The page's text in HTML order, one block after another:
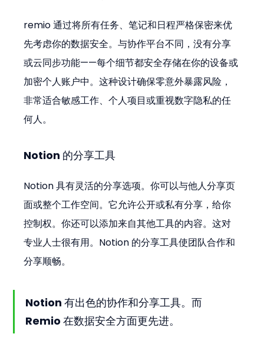
remio 通过将所有任务、笔记和日程严格保密来优
先考虑你的数据安全。与协作平台不同，没有分享
或云同步功能——每个细节都安全存储在你的设备或
加密个人账户中。这种设计确保零意外暴露风险，
非常适合敏感工作、个人项目或重视数字隐私的任
何人。
Notion 的分享工具
Notion 具有灵活的分享选项。你可以与他人分享页
面或整个工作空间。它允许公开或私有分享，给你
控制权。你还可以添加来自其他工具的内容。这对
专业人士很有用。Notion 的分享工具使团队合作和
分享顺畅。
Notion 有出色的协作和分享工具。而
Remio 在数据安全方面更先进。